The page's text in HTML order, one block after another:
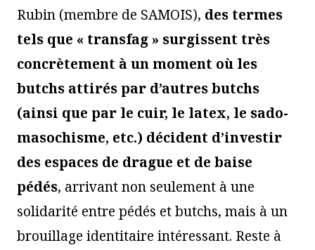
Rubin (membre de SAMOIS), des termes
tels que « transfag » surgissent très
concrètement à un moment où les
butchs attirés par d’autres butchs
(ainsi que par le cuir, le latex, le sado-
masochisme, etc.) décident d’investir
des espaces de drague et de baise
pédés, arrivant non seulement à une
solidarité entre pédés et butchs, mais à un
brouillage identitaire intéressant. Reste à